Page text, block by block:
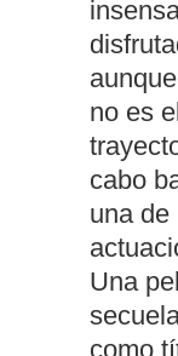
no es
cabo
una de
Una
como